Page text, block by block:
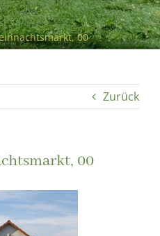
00
Zurück
00